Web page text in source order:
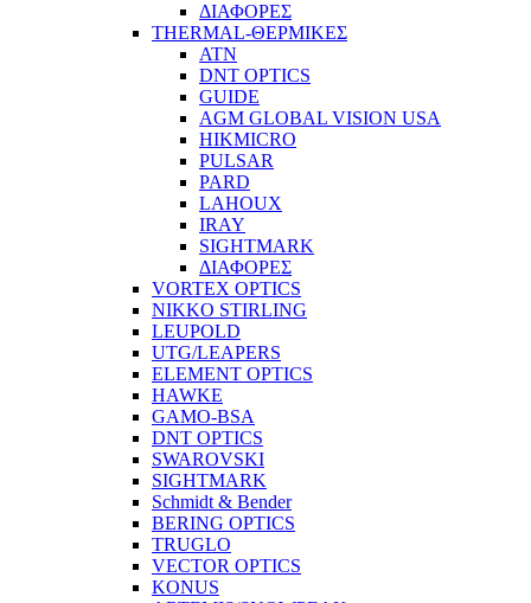
ΔΙΑΦΟΡΕΣ
THERMAL-ΘΕΡΜΙΚΕΣ
ATN
DNT OPTICS
GUIDE
AGM GLOBAL VISION USA
HIKMICRO
PULSAR
PARD
LAHOUX
IRAY
SIGHTMARK
ΔΙΑΦΟΡΕΣ
VORTEX OPTICS
NIKKO STIRLING
LEUPOLD
UTG/LEAPERS
ELEMENT OPTICS
HAWKE
GAMO-BSA
DNT OPTICS
SWAROVSKI
SIGHTMARK
Schmidt & Bender
BERING OPTICS
TRUGLO
VECTOR OPTICS
KONUS